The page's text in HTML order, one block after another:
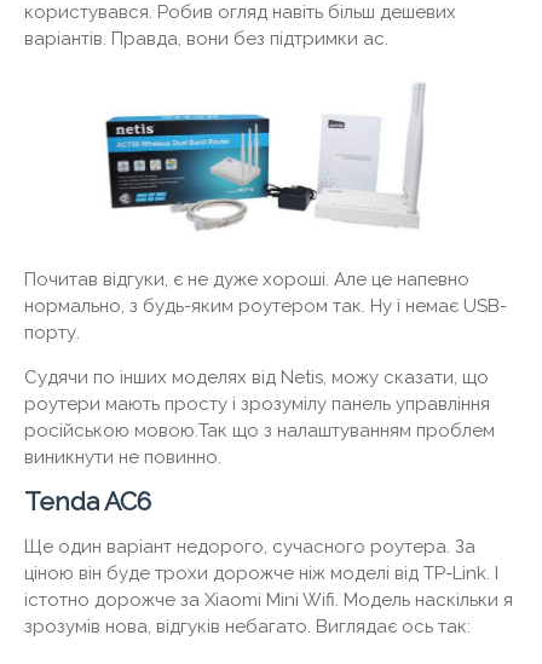
користувався. Робив огляд навіть більш дешевих
варіантів. Правда, вони без підтримки ac.
Почитав відгуки, є не дуже хороші. Але це напевно
нормально, з будь-яким роутером так. Ну і немає USB-
порту.
Судячи по інших моделях від Netis, можу сказати, що
роутери мають просту і зрозумілу панель управління
російською мовою.Так що з налаштуванням проблем
виникнути не повинно.
Tenda AC6
Ще один варіант недорого, сучасного роутера. За
ціною він буде трохи дорожче ніж моделі від TP-Link. І
істотно дорожче за Xiaomi Mini Wifi. Модель наскільки я
зрозумів нова, відгуків небагато. Виглядає ось так: